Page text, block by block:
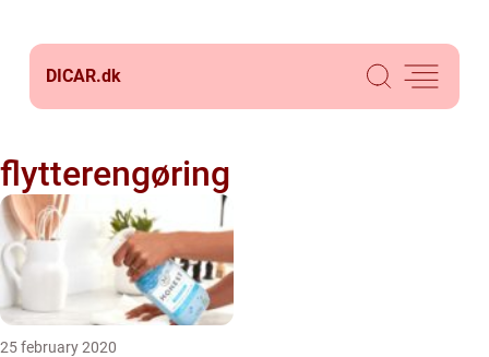
DICAR.dk
flytterengøring
25 february 2020